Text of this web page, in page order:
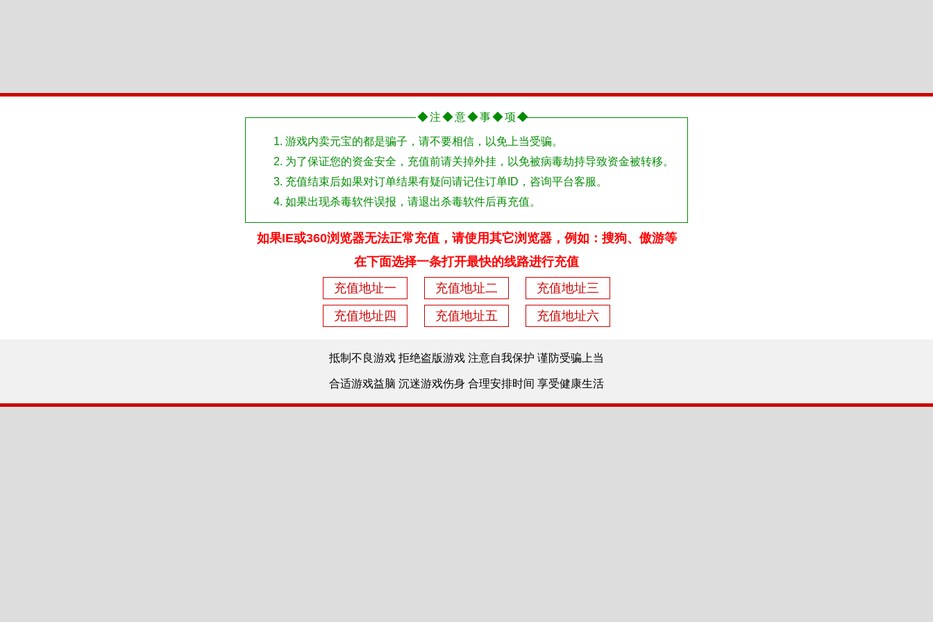
◆注◆意◆事◆项◆
游戏内卖元宝的都是骗子，请不要相信，以免上当受骗。
为了保证您的资金安全，充值前请关掉外挂，以免被病毒劫持导致资金被转移。
充值结束后如果对订单结果有疑问请记住订单ID，咨询平台客服。
如果出现杀毒软件误报，请退出杀毒软件后再充值。
如果IE或360浏览器无法正常充值，请使用其它浏览器，例如：搜狗、傲游等
在下面选择一条打开最快的线路进行充值
充值地址一
充值地址二
充值地址三
充值地址四
充值地址五 充值地址六
抵制不良游戏 拒绝盗版游戏 注意自我保护 谨防受骗上当
合适游戏益脑 沉迷游戏伤身 合理安排时间 享受健康生活